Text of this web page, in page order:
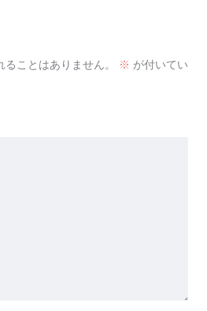
ことはありません。 ※ が付いてい